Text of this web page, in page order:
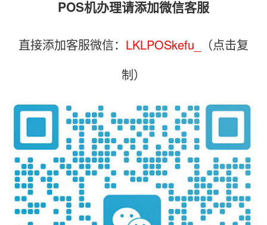
POS机办理请添加微信客服
直接添加客服微信： LKLPOSkefu_
（点击复
制）